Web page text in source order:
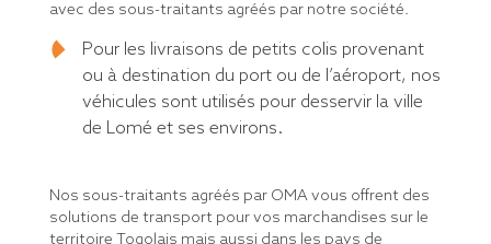
avec des sous-traitants agréés par notre société.
Pour les livraisons de petits colis provenant
ou à destination du port ou de l’aéroport, nos
véhicules sont utilisés pour desservir la ville
de Lomé et ses environs.
Nos sous-traitants agréés par OMA vous offrent des
solutions de transport pour vos marchandises sur le